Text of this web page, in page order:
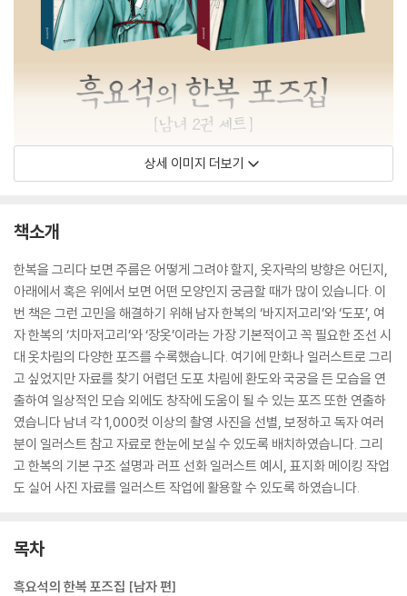
상세 이미지 더보기
책소개
한복을 그리다 보면 주름은 어떻게 그려야 할지, 옷자락의 방향은 어딘지,
아래에서 혹은 위에서 보면 어떤 모양인지 궁금할 때가 많이 있습니다. 이
번 책은 그런 고민을 해결하기 위해 남자 한복의 ‘바지저고리’와 ‘도포’, 여
자 한복의 ‘치마저고리’와 ‘장옷’이라는 가장 기본적이고 꼭 필요한 조선 시
대 옷차림의 다양한 포즈를 수록했습니다. 여기에 만화나 일러스트로 그리
고 싶었지만 자료를 찾기 어렵던 도포 차림에 환도와 국궁을 든 모습을 연
출하여 일상적인 모습 외에도 창작에 도움이 될 수 있는 포즈 또한 연출하
였습니다 남녀 각 1,000컷 이상의 촬영 사진을 선별, 보정하고 독자 여러
분이 일러스트 참고 자료로 한눈에 보실 수 있도록 배치하였습니다. 그리
고 한복의 기본 구조 설명과 러프 선화 일러스트 예시, 표지화 메이킹 작업
도 실어 사진 자료를 일러스트 작업에 활용할 수 있도록 하였습니다.
목차
흑요석의 한복 포즈집 [남자 편]